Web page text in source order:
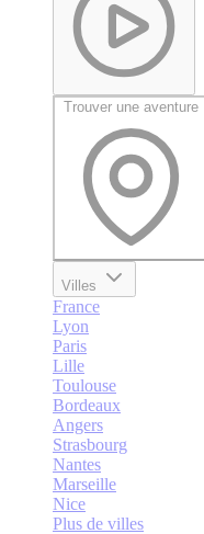
Trouver une aventure
Villes
France
Lyon
Paris
Lille
Toulouse
Bordeaux
Angers
Strasbourg
Nantes
Marseille
Nice
Plus de villes